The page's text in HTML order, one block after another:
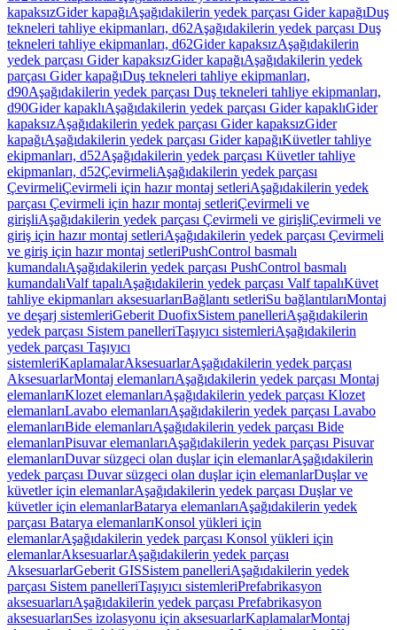
kapaksızGider kapağıAşağıdakilerin yedek parçası Gider kapağıDuş
tekneleri tahliye ekipmanları, d62Aşağıdakilerin yedek parçası Duş
tekneleri tahliye ekipmanları, d62Gider kapaksızAşağıdakilerin
yedek parçası Gider kapaksızGider kapağıAşağıdakilerin yedek
parçası Gider kapağıDuş tekneleri tahliye ekipmanları,
d90Aşağıdakilerin yedek parçası Duş tekneleri tahliye ekipmanları,
d90Gider kapaklıAşağıdakilerin yedek parçası Gider kapaklıGider
kapaksızAşağıdakilerin yedek parçası Gider kapaksızGider
kapağıAşağıdakilerin yedek parçası Gider kapağıKüvetler tahliye
ekipmanları, d52Aşağıdakilerin yedek parçası Küvetler tahliye
ekipmanları, d52ÇevirmeliAşağıdakilerin yedek parçası
ÇevirmeliÇevirmeli için hazır montaj setleriAşağıdakilerin yedek
parçası Çevirmeli için hazır montaj setleriÇevirmeli ve
girişliAşağıdakilerin yedek parçası Çevirmeli ve girişliÇevirmeli ve
giriş için hazır montaj setleriAşağıdakilerin yedek parçası Çevirmeli
ve giriş için hazır montaj setleriPushControl basmalı
kumandalıAşağıdakilerin yedek parçası PushControl basmalı
kumandalıValf tapalıAşağıdakilerin yedek parçası Valf tapalıKüvet
tahliye ekipmanları aksesuarlarıBağlantı setleriSu bağlantılarıMontaj
ve deşarj sistemleriGeberit DuofixSistem panelleriAşağıdakilerin
yedek parçası Sistem panelleriTaşıyıcı sistemleriAşağıdakilerin
yedek parçası Taşıyıcı
sistemleriKaplamalarAksesuarlarAşağıdakilerin yedek parçası
AksesuarlarMontaj elemanlarıAşağıdakilerin yedek parçası Montaj
elemanlarıKlozet elemanlarıAşağıdakilerin yedek parçası Klozet
elemanlarıLavabo elemanlarıAşağıdakilerin yedek parçası Lavabo
elemanlarıBide elemanlarıAşağıdakilerin yedek parçası Bide
elemanlarıPisuvar elemanlarıAşağıdakilerin yedek parçası Pisuvar
elemanlarıDuvar süzgeci olan duşlar için elemanlarAşağıdakilerin
yedek parçası Duvar süzgeci olan duşlar için elemanlarDuşlar ve
küvetler için elemanlarAşağıdakilerin yedek parçası Duşlar ve
küvetler için elemanlarBatarya elemanlarıAşağıdakilerin yedek
parçası Batarya elemanlarıKonsol yükleri için
elemanlarAşağıdakilerin yedek parçası Konsol yükleri için
elemanlarAksesuarlarAşağıdakilerin yedek parçası
AksesuarlarGeberit GISSistem panelleriAşağıdakilerin yedek
parçası Sistem panelleriTaşıyıcı sistemleriPrefabrikasyon
aksesuarlarıAşağıdakilerin yedek parçası Prefabrikasyon
aksesuarlarıSes izolasyonu için aksesuarlarKaplamalarMontaj